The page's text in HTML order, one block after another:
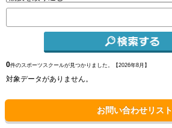
0件のスポーツスクールが見つかりました。【2026年8月】
対象データがありません。
お問い合わせリスト